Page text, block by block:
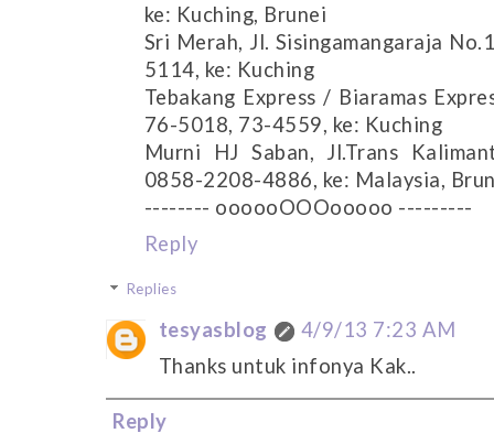
ke: Kuching, Brunei
Sri Merah, Jl. Sisingamangaraja
5114, ke: Kuching
Tebakang Express / Biaramas
76-5018, 73-4559, ke: Kuching
Murni HJ Saban, Jl.Trans
0858-2208-4886, ke: Malaysia,
-------- oooooOOOooooo ---------
Reply
Replies
tesyasblog
4/9/13 7:23 AM
Thanks untuk infonya Kak..
Reply